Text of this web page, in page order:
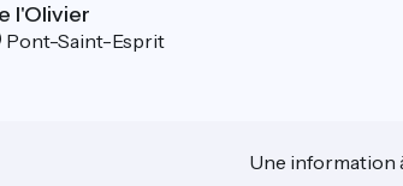
l'Olivier
Pont-Saint-Esprit
Une information